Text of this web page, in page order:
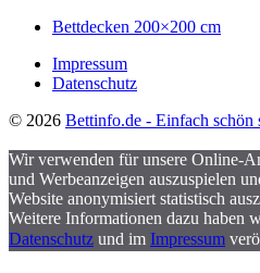
Bettdecken 200×200 cm
Impressum
Datenschutz
© 2026 Bettinfo.de - Einfach schön
Wir verwenden für unsere Online-
und Werbeanzeigen auszuspielen
Website anonymisiert statistisch
Weitere Informationen dazu haben
Datenschutz und im Impressum